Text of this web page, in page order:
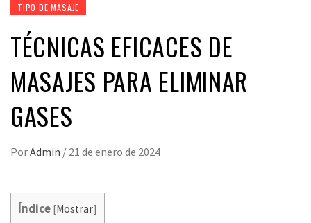
TIPO DE MASAJE
TÉCNICAS EFICACES DE
MASAJES PARA ELIMINAR
GASES
PorAdmin / 21 de enero de 2024
Índice [Mostrar]